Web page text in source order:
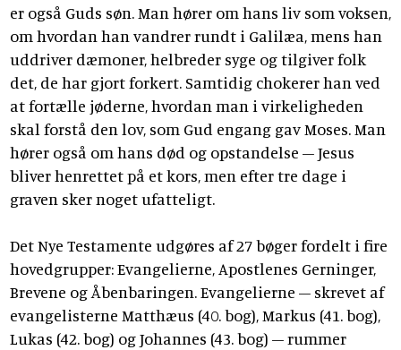
er også Guds søn. Man hører om hans liv som voksen,
om hvordan han vandrer rundt i Galilæa, mens han
uddriver dæmoner, helbreder syge og tilgiver folk
det, de har gjort forkert. Samtidig chokerer han ved
at fortælle jøderne, hvordan man i virkeligheden
skal forstå den lov, som Gud engang gav Moses. Man
hører også om hans død og opstandelse – Jesus
bliver henrettet på et kors, men efter tre dage i
graven sker noget ufatteligt.
Det Nye Testamente udgøres af 27 bøger fordelt i fire
hovedgrupper: Evangelierne, Apostlenes Gerninger,
Brevene og Åbenbaringen. Evangelierne – skrevet af
evangelisterne Matthæus (40. bog), Markus (41. bog),
Lukas (42. bog) og Johannes (43. bog) – rummer